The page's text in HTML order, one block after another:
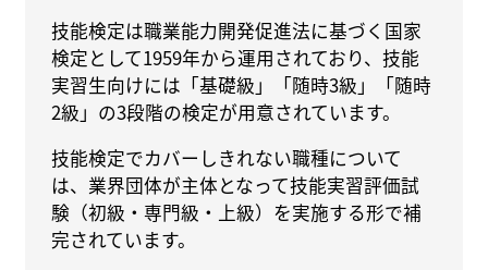
技能検定は職業能力開発促進法に基づく国家
検定として1959年から運用されており、技能
実習生向けには「基礎級」「随時3級」「随時
2級」の3段階の検定が用意されています。
技能検定でカバーしきれない職種について
は、業界団体が主体となって技能実習評価試
験（初級・専門級・上級）を実施する形で補
完されています。